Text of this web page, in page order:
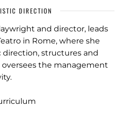
DIRECTION
and director, leads
in Rome, where she
direction, structures and
oversees the management